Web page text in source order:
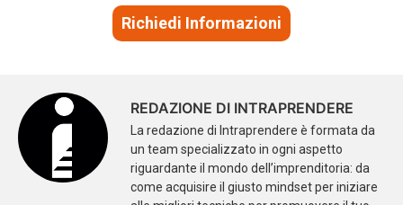
Richiedi Informazioni
REDAZIONE DI INTRAPRENDERE
La redazione di Intraprendere è formata da
un team specializzato in ogni aspetto
riguardante il mondo dell’imprenditoria: da
come acquisire il giusto mindset per iniziare